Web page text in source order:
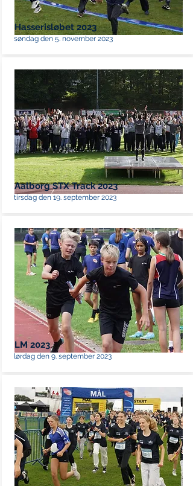
Hasserisløbet 2023
søndag den 5. november 2023
Aalborg STX Track 2023
tirsdag den 19. september 2023
LM 2023
lørdag den 9. september 2023